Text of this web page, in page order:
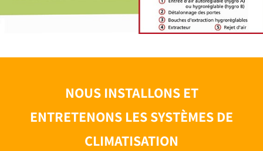
NOUS INSTALLONS ET
ENTRETENONS LES SYSTÈMES DE
CLIMATISATION